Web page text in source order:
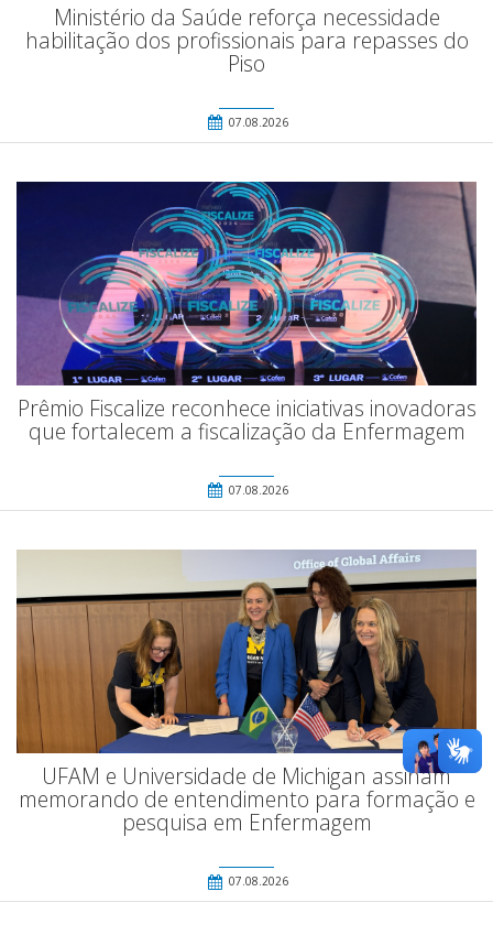
Ministério da Saúde reforça necessidade
habilitação dos profissionais para repasses do
Piso
07.08.2026
Prêmio Fiscalize reconhece iniciativas inovadoras
que fortalecem a fiscalização da Enfermagem
07.08.2026
UFAM e Universidade de Michigan assinam
memorando de entendimento para formação e
pesquisa em Enfermagem
07.08.2026